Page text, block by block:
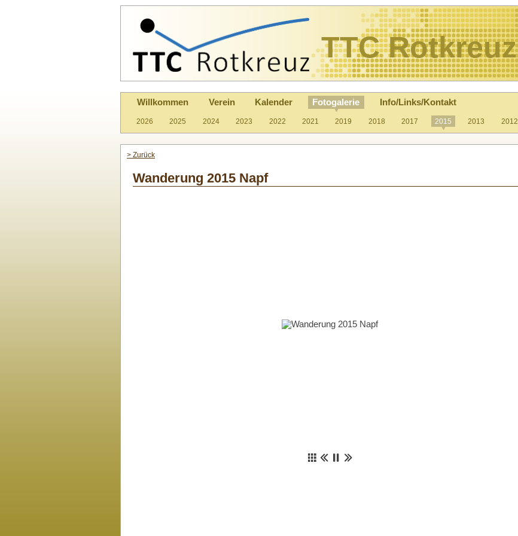
TTC Rotkreuz
Willkommen Verein Kalender Fotogalerie Info/Links/Kontakt
2026 2025 2024 2023 2022 2021 2019 2018 2017 2015 2013 2012
> Zurück
Wanderung 2015 Napf